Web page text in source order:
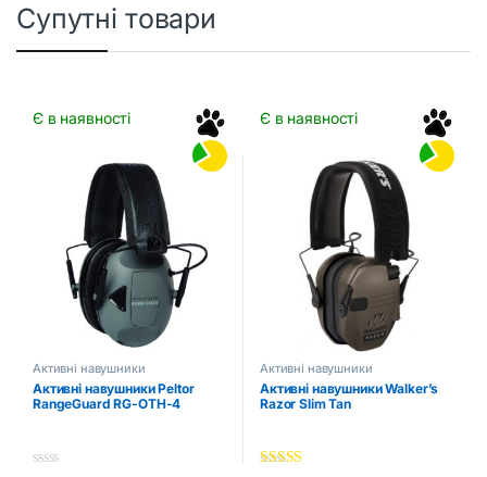
Супутні товари
Є в наявності
Активні навушники
Активні навушники Peltor
RangeGuard RG-OTH-4
Є в наявності
Активні навушники
Активні навушники Walker’s
Razor Slim Tan